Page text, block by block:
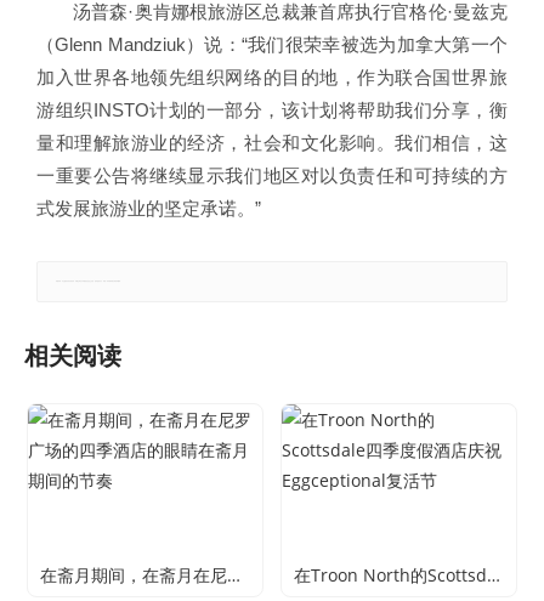
汤普森·奥肯娜根旅游区总裁兼首席执行官格伦·曼兹克
（Glenn Mandziuk）说：“我们很荣幸被选为加拿大第一个
加入世界各地领先组织网络的目的地，作为联合国世界旅
游组织INSTO计划的一部分，该计划将帮助我们分享，衡
量和理解旅游业的经济，社会和文化影响。我们相信，这
一重要公告将继续显示我们地区对以负责任和可持续的方
式发展旅游业的坚定承诺。”
相关阅读
在斋月期间，在斋月在尼罗广场的四季酒店的眼睛在斋月期间的节奏 在Troon North的Scottsdale四季度假酒店庆祝Eggceptional复活节